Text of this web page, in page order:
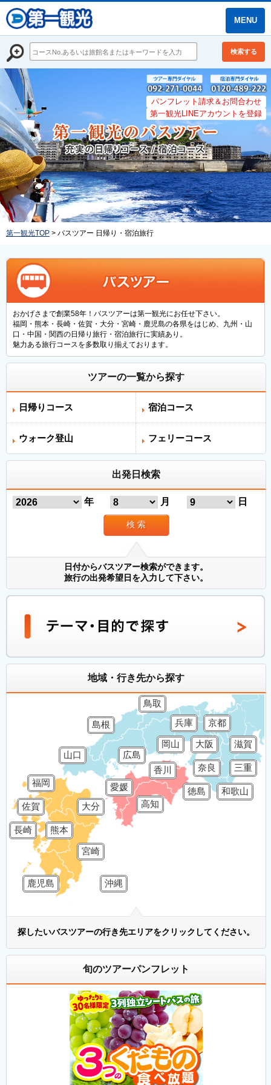
MENU
検索する
パンフレット請求＆お問合わせ
第一観光LINEアカウントを登録
第一観光TOP > バスツアー 日帰り・宿泊旅行
おかげさまで創業58年！バスツアーは第一観光にお任せ下さい。
福岡・熊本・長崎・佐賀・大分・宮崎・鹿児島の各県をはじめ、九州・山
口・中国・関西の日帰り旅行・宿泊旅行に実績あり。
魅力ある旅行コースを多数取り揃えております。
ツアーの一覧から探す
日帰りコース 宿泊コース
ウォーク登山 フェリーコース
出発日検索
年 月 日
検 索
日付からバスツアー検索ができます。
旅行の出発希望日を入力して下さい。
地域・行き先から探す
三重
滋賀
京都
大阪
兵庫
奈良
和歌山
鳥取
島根
岡山
広島
山口
徳島
香川
愛媛
高知
福岡
佐賀
長崎 熊本
大分
宮崎
鹿児島 沖縄
探したいバスツアーの行き先エリアをクリックしてください。
旬のツアーパンフレット